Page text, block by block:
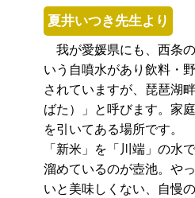
夏井いつき先生より
我が愛媛県にも、西条
いう自噴水があり飲料・
されていますが、琵琶湖
ばた）」と呼びます。家
を引いてある場所です。
「新米」を「川端」の水
溜めているのが壺池。や
いと美味しくない、自慢